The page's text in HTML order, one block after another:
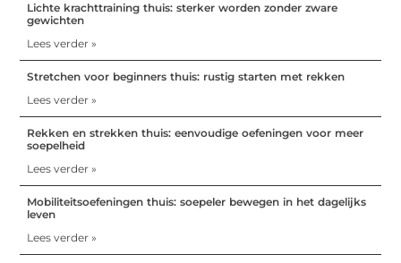
Lichte krachttraining thuis: sterker worden zonder zware
gewichten
Lees verder »
Stretchen voor beginners thuis: rustig starten met rekken
Lees verder »
Rekken en strekken thuis: eenvoudige oefeningen voor meer
soepelheid
Lees verder »
Mobiliteitsoefeningen thuis: soepeler bewegen in het dagelijks
leven
Lees verder »